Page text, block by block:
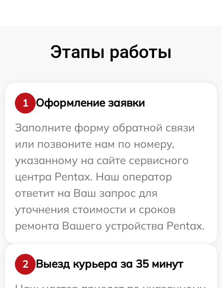
Этапы работы
1
Оформление заявки
Заполните форму обратной связи
или позвоните нам по номеру,
указанному на сайте сервисного
центра Pentax. Наш оператор
ответит на Ваш запрос для
уточнения стоимости и сроков
ремонта Вашего устройства Pentax.
2
Выезд курьера за 35 минут